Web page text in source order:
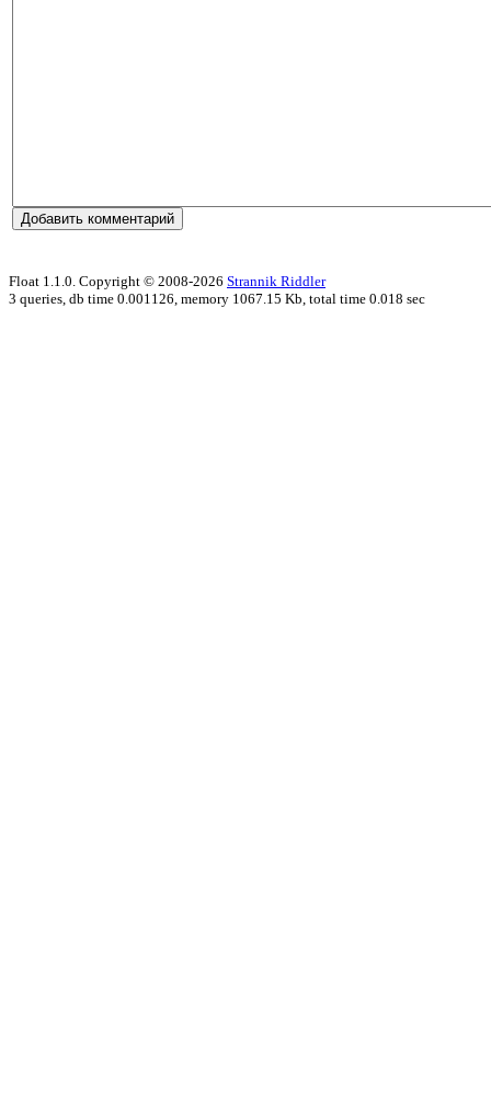
Float 1.1.0. Copyright © 2008-2026 Strannik Riddler
3 queries, db time 0.001126, memory 1067.15 Kb, total time 0.018 sec